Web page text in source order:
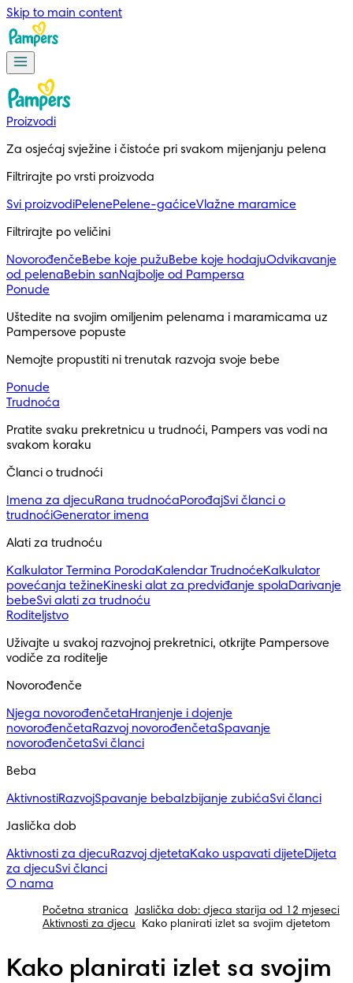
Skip to main content
Proizvodi
Za osjećaj svježine i čistoće pri svakom mijenjanju pelena
Filtrirajte po vrsti proizvoda
Svi proizvodiPelenePelene-gaćiceVlažne maramice
Filtrirajte po veličini
NovorođenčeBebe koje pužuBebe koje hodajuOdvikavanje
od pelenaBebin sanNajbolje od Pampersa
Ponude
Uštedite na svojim omiljenim pelenama i maramicama uz
Pampersove popuste
Nemojte propustiti ni trenutak razvoja svoje bebe
Ponude
Trudnoća
Pratite svaku prekretnicu u trudnoći, Pampers vas vodi na
svakom koraku
Članci o trudnoći
Imena za djecuRana trudnoćaPorođajSvi članci o
trudnoćiGenerator imena
Alati za trudnoću
Kalkulator Termina PorodaKalendar TrudnoćeKalkulator
povećanja težineKineski alat za predviđanje spolaDarivanje
bebeSvi alati za trudnoću
Roditeljstvo
Uživajte u svakoj razvojnoj prekretnici, otkrijte Pampersove
vodiče za roditelje
Novorođenče
Njega novorođenčetaHranjenje i dojenje
novorođenčetaRazvoj novorođenčetaSpavanje
novorođenčetaSvi članci
Beba
AktivnostiRazvojSpavanje beba Izbijanje zubićaSvi članci
Jaslička dob
Aktivnosti za djecuRazvoj djetetaKako uspavati dijeteDijeta
za djecuSvi članci
O nama
Početna stranica
Jaslička dob: djeca starija od 12 mjeseci
Aktivnosti za djecu
Kako planirati izlet sa svojim djetetom
Kako planirati izlet sa svojim